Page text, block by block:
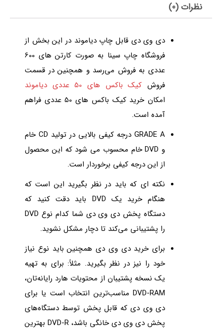
نظرات (0)
دی وی دی قابل چاپ دیاموند در این بخش از
فروشگاه چاپ سینا به صورت کارتن های 600
عددی به فروش می‌رسد و همچنین در قسمت
فروش کیک باکس های 50 عددی دیاموند
امکان خرید کیک باکس های 50 عددی فراهم
آمده است.
GRADE A درجه کیفی بالایی در تولید CD خام
و DVD خام محسوب می شود که این محصول
از این درجه کیفی برخوردار است.
نکته ای که باید در نظر بگیرید این است که
هنگام خرید یک DVD باید دقت کنید که
دستگاه پخش دی‌ وی‌ دی شما کدام نوع DVD
را پشتیبانی می‌کند تا دچار مشکل نشوید.
برای خرید دی‌ وی‌ دی همچنین باید نوع نیاز
خود را نیز در نظر بگیرید. مثلاً: برای به تهیه
یک نسخه پشتیبان از محتویات هارد رایانه‌تان،
DVD-RAM مناسب‌ترین انتخاب است یا برای
دی‌ وی‌ دی که قابل پخش توسط دستگاه‌های
پخش دی‌ وی‌ دی خانگی باشد، DVD-R بهترین